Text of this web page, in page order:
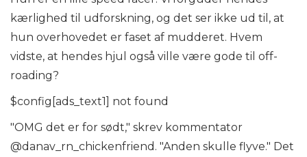
kærlighed til udforskning, og det ser ikke ud til, at
hun overhovedet er faset af mudderet. Hvem
vidste, at hendes hjul også ville være gode til off-
roading?
$config[ads_text1] not found
"OMG det er for sødt," skrev kommentator
@danav_rn_chickenfriend. "Anden skulle flyve." Det